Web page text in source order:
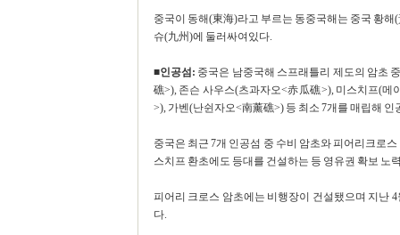
중국이 동해(東海)라고 부르는 동중국해는 중국 황
슈(九州)에 둘러싸여있다.
■인공섬: 중국은 남중국해 스프래틀리 제도의 암초
礁>), 존슨 사우스(츠과자오<赤瓜礁>), 미스치프(
>), 가벤(난쉰자오<南薰礁>) 등 최소 7개를 매립해 인
중국은 최근 7개 인공섬 중 수비 암초와 피어리크로
스치프 환초에도 등대를 건설하는 등 영유권 확보 노
피어리 크로스 암초에는 비행장이 건설됐으며 지난
다.